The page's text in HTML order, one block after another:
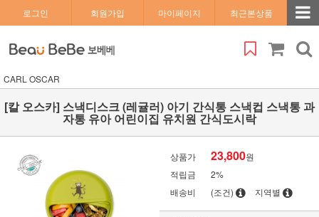
로그인 회원가입 마이페이지 최근본상품
CARL OSCAR
[칼 오스카] 스낵디스크 (레귤러) 아기 간식통 스낵컵 스낵통 과
자통 유아 어린이집 유치원 간식도시락
상품가 23,800원
적립금
2%
배송비
(조건) 지역별